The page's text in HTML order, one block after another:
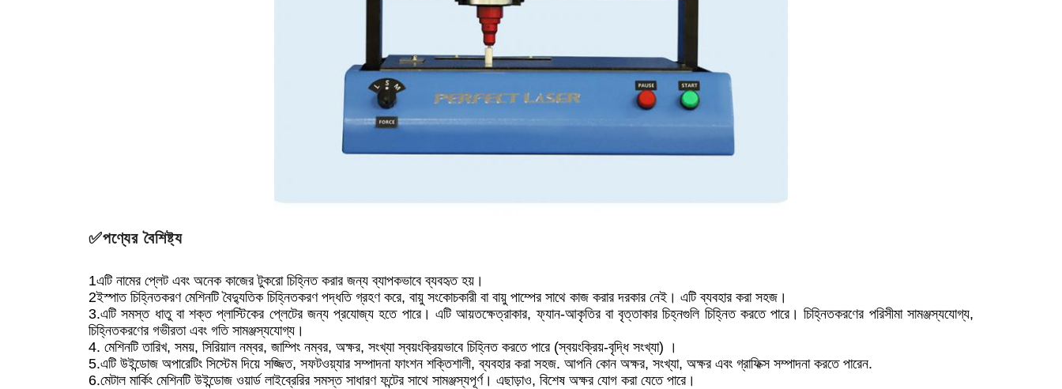
✅পণ্যের বৈশিষ্ট্য
1এটি নামের প্লেট এবং অনেক কাজের টুকরো চিহ্নিত করার জন্য ব্যাপকভাবে ব্যবহৃত হয়।
2ইস্পাত চিহ্নিতকরণ মেশিনটি বৈদ্যুতিক চিহ্নিতকরণ পদ্ধতি গ্রহণ করে, বায়ু সংকোচকারী বা বায়ু পাম্পের সাথে কাজ করার দরকার নেই। এটি ব্যবহার করা সহজ।
3.এটি সমস্ত ধাতু বা শক্ত প্লাস্টিকের প্লেটের জন্য প্রযোজ্য হতে পারে। এটি আয়তক্ষেত্রাকার, ফ্যান-আকৃতির বা বৃত্তাকার চিহ্নগুলি চিহ্নিত করতে পারে। চিহ্নিতকরণের পরিসীমা সামঞ্জস্যযোগ্য,
চিহ্নিতকরণের গভীরতা এবং গতি সামঞ্জস্যযোগ্য।
4. মেশিনটি তারিখ, সময়, সিরিয়াল নম্বর, জাম্পিং নম্বর, অক্ষর, সংখ্যা স্বয়ংক্রিয়ভাবে চিহ্নিত করতে পারে (স্বয়ংক্রিয়-বৃদ্ধি সংখ্যা) ।
5.এটি উইন্ডোজ অপারেটিং সিস্টেম দিয়ে সজ্জিত, সফটওয়্যার সম্পাদনা ফাংশন শক্তিশালী, ব্যবহার করা সহজ. আপনি কোন অক্ষর, সংখ্যা, অক্ষর এবং গ্রাফিক্স সম্পাদনা করতে পারেন.
6.মেটাল মার্কিং মেশিনটি উইন্ডোজ ওয়ার্ড লাইব্রেরির সমস্ত সাধারণ ফন্টের সাথে সামঞ্জস্যপূর্ণ। এছাড়াও, বিশেষ অক্ষর যোগ করা যেতে পারে।